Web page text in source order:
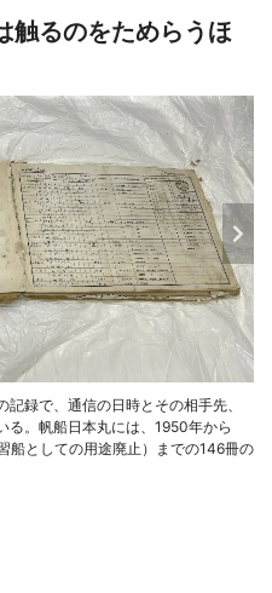
触るのをためらうほ
録で、通信の日時とその相手先、
る。帆船日本丸には、1950年から
船としての用途廃止）までの146冊の